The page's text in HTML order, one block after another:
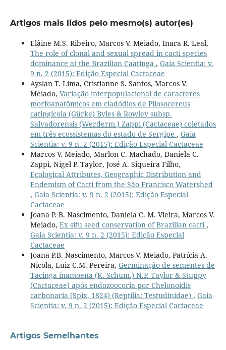
Artigos mais lidos pelo mesmo(s) autor(es)
Elâine M.S. Ribeiro, Marcos V. Meiado, Inara R. Leal,
The role of clonal and sexual spread in cacti species
dominance at the Brazilian Caatinga , Gaia Scientia: v.
9 n. 2 (2015): Edição Especial Cactaceae
Ayslan T. Lima, Cristianne S. Santos, Marcos V.
Meiado, Variação interpopulacional de caracteres
morfoanatômicos em cladódios de Pilosocereus
catingicola (Gürke) Byles & Rowley subsp.
Salvadorensis (Werderm.) Zappi (Cactaceae) coletados
em três ecossistemas do estado de Sergipe , Gaia
Scientia: v. 9 n. 2 (2015): Edição Especial Cactaceae
Marcos V. Meiado, Marlon C. Machado, Daniela C.
Zappi, Nigel P. Taylor, José A. Siqueira Filho,
Ecological Attributes, Geographic Distribution and
Endemism of Cacti from the São Francisco Watershed
, Gaia Scientia: v. 9 n. 2 (2015): Edição Especial
Cactaceae
Joana P. B. Nascimento, Daniela C. M. Vieira, Marcos V.
Meiado, Ex situ seed conservation of Brazilian cacti ,
Gaia Scientia: v. 9 n. 2 (2015): Edição Especial
Cactaceae
Joana P.B. Nascimento, Marcos V. Meiado, Patrícia A.
Nicola, Luiz C.M. Pereira, Germinação de sementes de
Tacinga inamoena (K. Schum.) N.P. Taylor & Stuppy
(Cactaceae) após endozoocoria por Chelonoidis
carbonaria (Spix, 1824) (Reptilia: Testudinidae) , Gaia
Scientia: v. 9 n. 2 (2015): Edição Especial Cactaceae
Artigos Semelhantes